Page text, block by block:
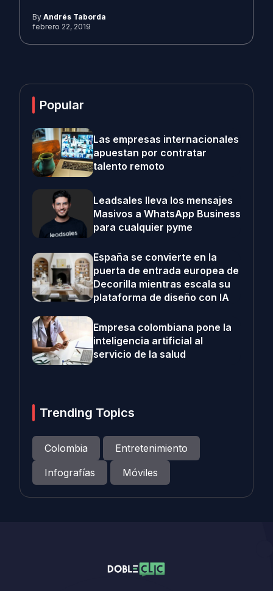
By Andrés Taborda
febrero 22, 2019
Popular
Las empresas internacionales
apuestan por contratar
talento remoto
Leadsales lleva los mensajes
Masivos a WhatsApp Business
para cualquier pyme
España se convierte en la
puerta de entrada europea de
Decorilla mientras escala su
plataforma de diseño con IA
Empresa colombiana pone la
inteligencia artificial al
servicio de la salud
Trending Topics
Colombia
Entretenimiento
Infografías
Móviles